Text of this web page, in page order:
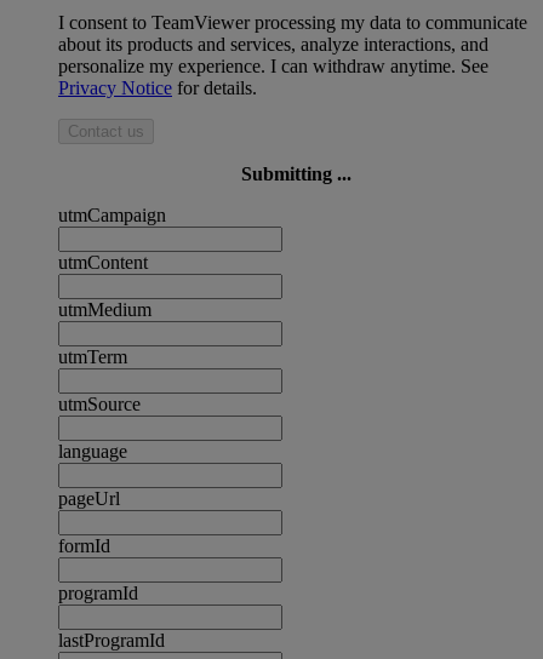
I consent to TeamViewer processing my data to communicate
about its products and services, analyze interactions, and
personalize my experience. I can withdraw anytime. See
Privacy Notice for details.
Contact us
Submitting ...
utmCampaign
utmContent
utmMedium
utmTerm
utmSource
language
pageUrl
formId
programId
lastProgramId